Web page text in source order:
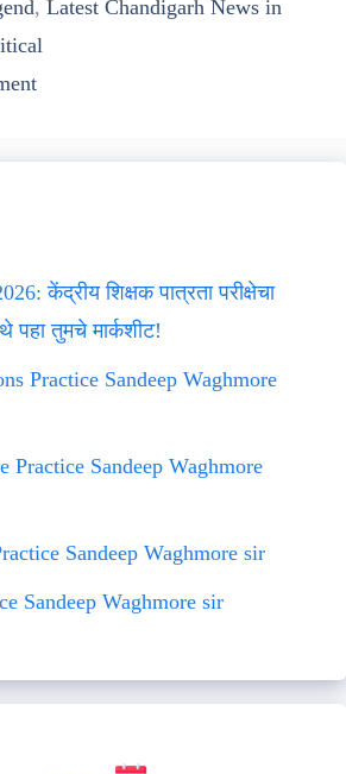
, Latest Chandigarh News in
केंद्रीय शिक्षक पात्रता परीक्षेचा
पहा तुमचे मार्कशीट!
Practice Sandeep Waghmore
Practice Sandeep Waghmore
Sandeep Waghmore sir
Sandeep Waghmore sir